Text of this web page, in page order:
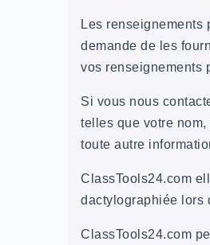
Les
demande de les
vos renseignements
Si vous nous
telles que votre
toute autre
ClassTools24.com
dactylographiée lors
ClassTools24.com